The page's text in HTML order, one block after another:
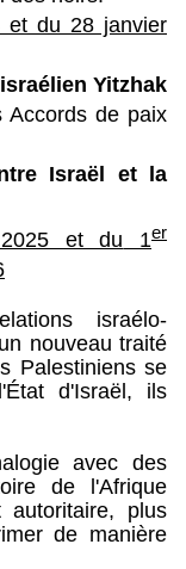
et du 28 janvier
Yitzhak
de paix
Israël et la
et du 1er
israélo-
nouveau traité
Palestiniens se
d'Israël, ils
avec des
de l'Afrique
plus
de manière